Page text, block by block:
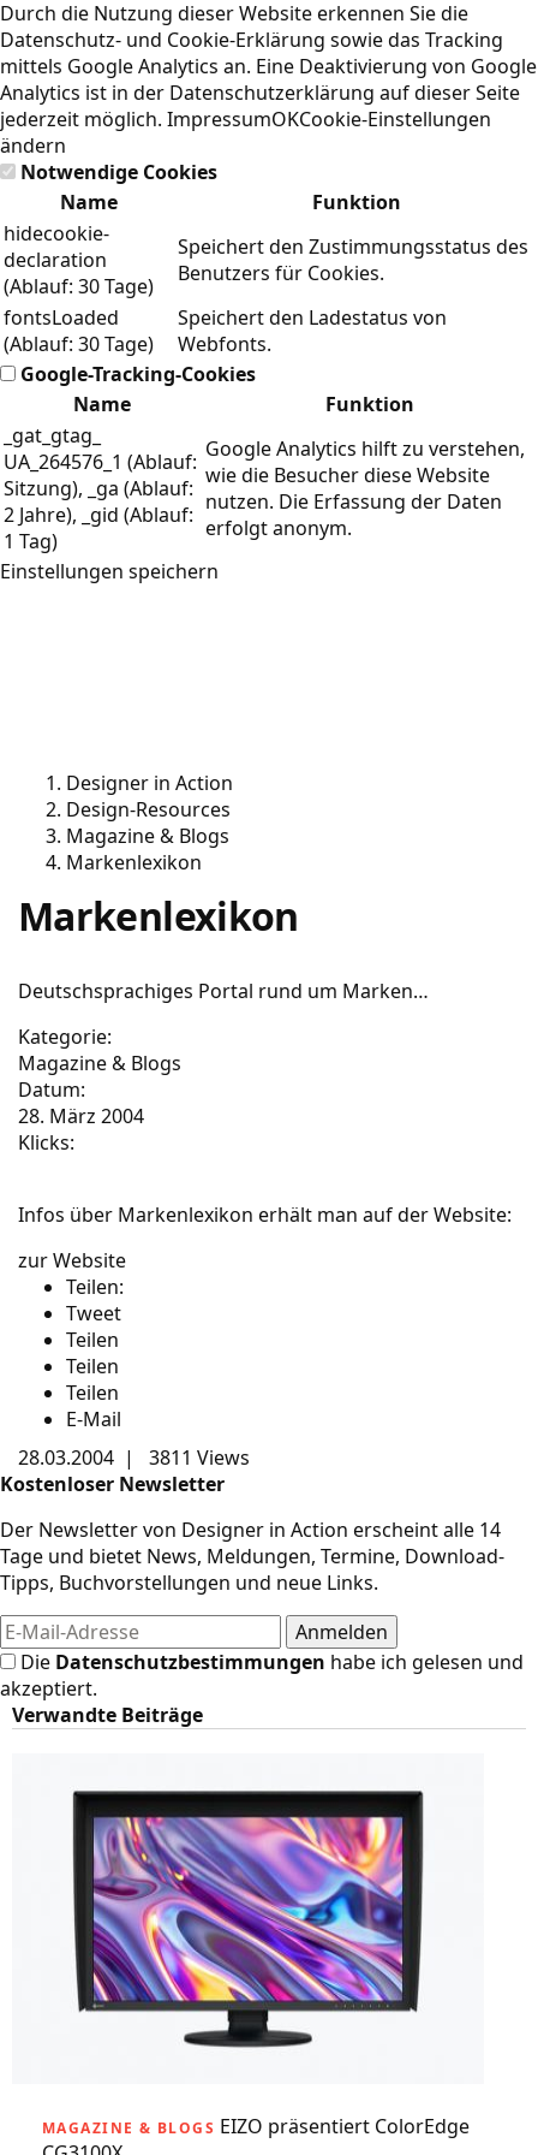
Durch die Nutzung dieser Website erkennen Sie die
Datenschutz- und Cookie-Erklärung sowie das Tracking
mittels Google Analytics an. Eine Deaktivierung von Google
Analytics ist in der Datenschutzerklärung auf dieser Seite
jederzeit möglich. ImpressumOKCookie-Einstellungen
ändern
Notwendige Cookies
Name
Funktion
hidecookie-
declaration
(Ablauf: 30 Tage)
Speichert den Zustimmungsstatus des
Benutzers für Cookies.
fontsLoaded
(Ablauf: 30 Tage)
Speichert den Ladestatus von
Webfonts.
Google-Tracking-Cookies
Name
Funktion
_gat_gtag_
UA_264576_1 (Ablauf:
Sitzung), _ga (Ablauf:
2 Jahre), _gid (Ablauf:
1 Tag)
Google Analytics hilft zu verstehen,
wie die Besucher diese Website
nutzen. Die Erfassung der Daten
erfolgt anonym.
Einstellungen speichern
Designer in Action
Design-Resources
Magazine & Blogs
Markenlexikon
Markenlexikon
Deutschsprachiges Portal rund um Marken…
Kategorie:
Magazine & Blogs
Datum:
28. März 2004
Klicks:
Infos über Markenlexikon erhält man auf der Website:
zur Website
Teilen:
Tweet
Teilen
Teilen
Teilen
E-Mail
28.03.2004 |
3811 Views
Kostenloser Newsletter
Der Newsletter von Designer in Action erscheint alle 14
Tage und bietet News, Meldungen, Termine, Download-
Tipps, Buchvorstellungen und neue Links.
Die Datenschutzbestimmungen habe ich gelesen und
akzeptiert.
Verwandte Beiträge
MAGAZINE & BLOGS EIZO präsentiert ColorEdge